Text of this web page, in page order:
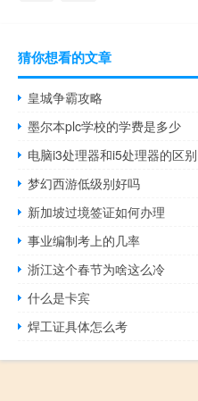
猜你想看的文章
皇城争霸攻略
墨尔本plc学校的学费是多少
电脑i3处理器和i5处理器的区
梦幻西游低级别好吗
新加坡过境签证如何办理
事业编制考上的几率
浙江这个春节为啥这么冷
什么是卡宾
焊工证具体怎么考